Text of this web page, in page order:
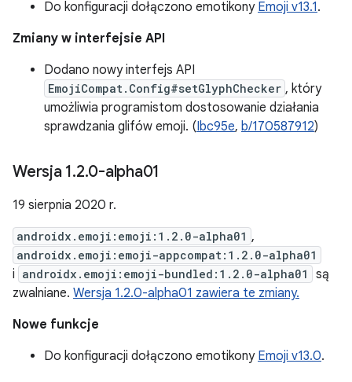
Do konfiguracji dołączono emotikony Emoji v13.1.
Zmiany w interfejsie API
Dodano nowy interfejs API
EmojiCompat.Config#setGlyphChecker , który
umożliwia programistom dostosowanie działania
sprawdzania glifów emoji. (Ibc95e, b/170587912)
Wersja 1.2.0-alpha01
19 sierpnia 2020 r.
androidx.emoji:emoji:1.2.0-alpha01 ,
androidx.emoji:emoji-appcompat:1.2.0-alpha01
i androidx.emoji:emoji-bundled:1.2.0-alpha01
są
zwalniane. Wersja 1.2.0-alpha01 zawiera te zmiany.
Nowe funkcje
Do konfiguracji dołączono emotikony Emoji v13.0.